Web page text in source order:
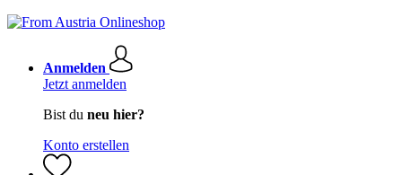
Anmelden
Jetzt anmelden
Bist du neu hier?
Konto erstellen